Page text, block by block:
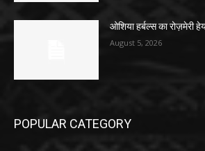
ओशिया हर्बल्स का रोज़मेरी
August 5, 2026
POPULAR CATEGORY